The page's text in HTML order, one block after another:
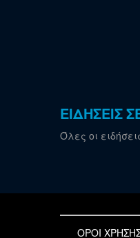
ΕΙΔΗΣΕΙΣ
Όλες οι
ΟΡΟΙ